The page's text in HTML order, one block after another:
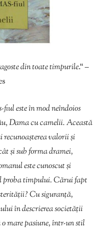
din toate timpurile.“ –
este în mod neîndoios
Dama cu camelii. Această
valorii și
și sub forma dramei,
este cunoscut și
proba timpului. Cărui fapt
Cu siguranță,
în descrierea societății
mare pasiune, într-un stil